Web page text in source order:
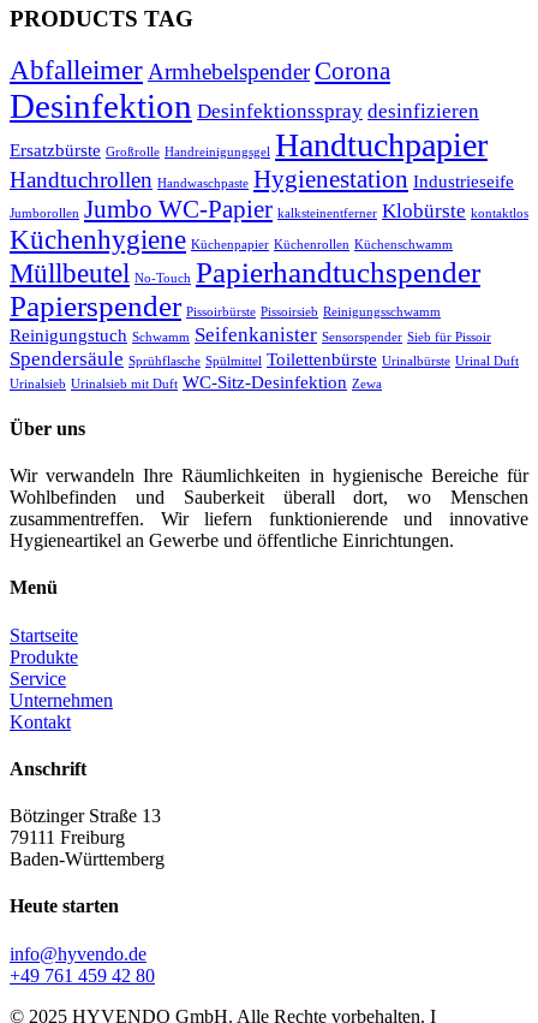
PRODUCTS TAG
Abfalleimer ArmhebelspenderCorona
Desinfektion Desinfektionsspray desinfizieren
Ersatzbürste Großrolle Handreinigungsgel Handtuchpapier
Handtuchrollen Handwaschpaste Hygienestation Industrieseife
Jumborollen Jumbo WC-Papier kalksteinentferner Klobürste kontaktlos
Küchenhygiene Küchenpapier Küchenrollen Küchenschwamm
Müllbeutel No-Touch Papierhandtuchspender
Papierspender Pissoirbürste Pissoirsieb Reinigungsschwamm
Reinigungstuch Schwamm Seifenkanister Sensorspender Sieb für Pissoir
Spendersäule Sprühflasche Spülmittel Toilettenbürste Urinalbürste Urinal Duft
Urinalsieb Urinalsieb mit Duft WC-Sitz-Desinfektion Zewa
Über uns
Wir verwandeln Ihre Räumlichkeiten in hygienische Bereiche für
Wohlbefinden und Sauberkeit überall dort, wo Menschen
zusammentreffen. Wir liefern funktionierende und innovative
Hygieneartikel an Gewerbe und öffentliche Einrichtungen.
Menü
Startseite
Produkte
Service
Unternehmen
Kontakt
Anschrift
Bötzinger Straße 13
79111 Freiburg
Baden-Württemberg
Heute starten
info@hyvendo.de
+49 761 459 42 80
© 2025 HYVENDO GmbH. Alle Rechte vorbehalten. I